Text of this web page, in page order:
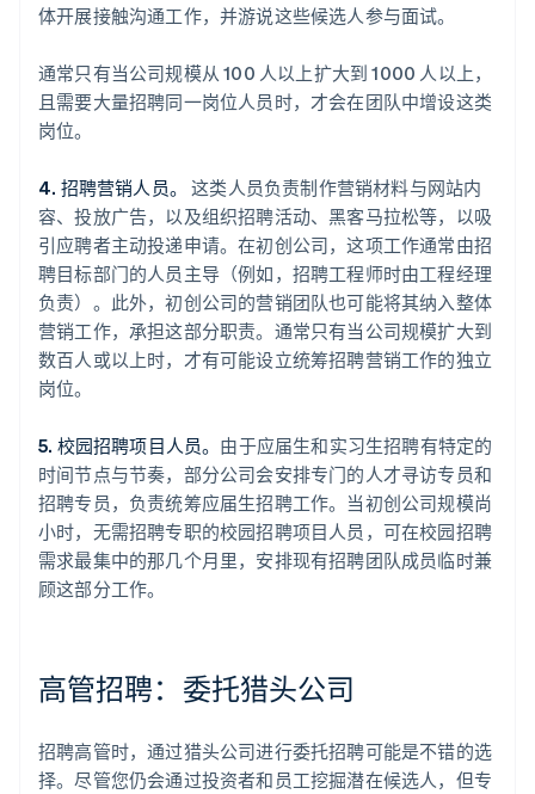
体开展接触沟通工作，并游说这些候选人参与面试。
通常只有当公司规模从 100 人以上扩大到 1000 人以上，
且需要大量招聘同一岗位人员时，才会在团队中增设这类
岗位。
4. 招聘营销人员。
这类人员负责制作营销材料与网站内
容、投放广告，以及组织招聘活动、黑客马拉松等，以吸
引应聘者主动投递申请。在初创公司，这项工作通常由招
聘目标部门的人员主导（例如，招聘工程师时由工程经理
负责）。此外，初创公司的营销团队也可能将其纳入整体
营销工作，承担这部分职责。通常只有当公司规模扩大到
数百人或以上时，才有可能设立统筹招聘营销工作的独立
岗位。
5. 校园招聘项目人员。 由于应届生和实习生招聘有特定的
时间节点与节奏，部分公司会安排专门的人才寻访专员和
招聘专员，负责统筹应届生招聘工作。当初创公司规模尚
小时，无需招聘专职的校园招聘项目人员，可在校园招聘
需求最集中的那几个月里，安排现有招聘团队成员临时兼
顾这部分工作。
高管招聘：委托猎头公司
招聘高管时，通过猎头公司进行委托招聘可能是不错的选
择。尽管您仍会通过投资者和员工挖掘潜在候选人，但专